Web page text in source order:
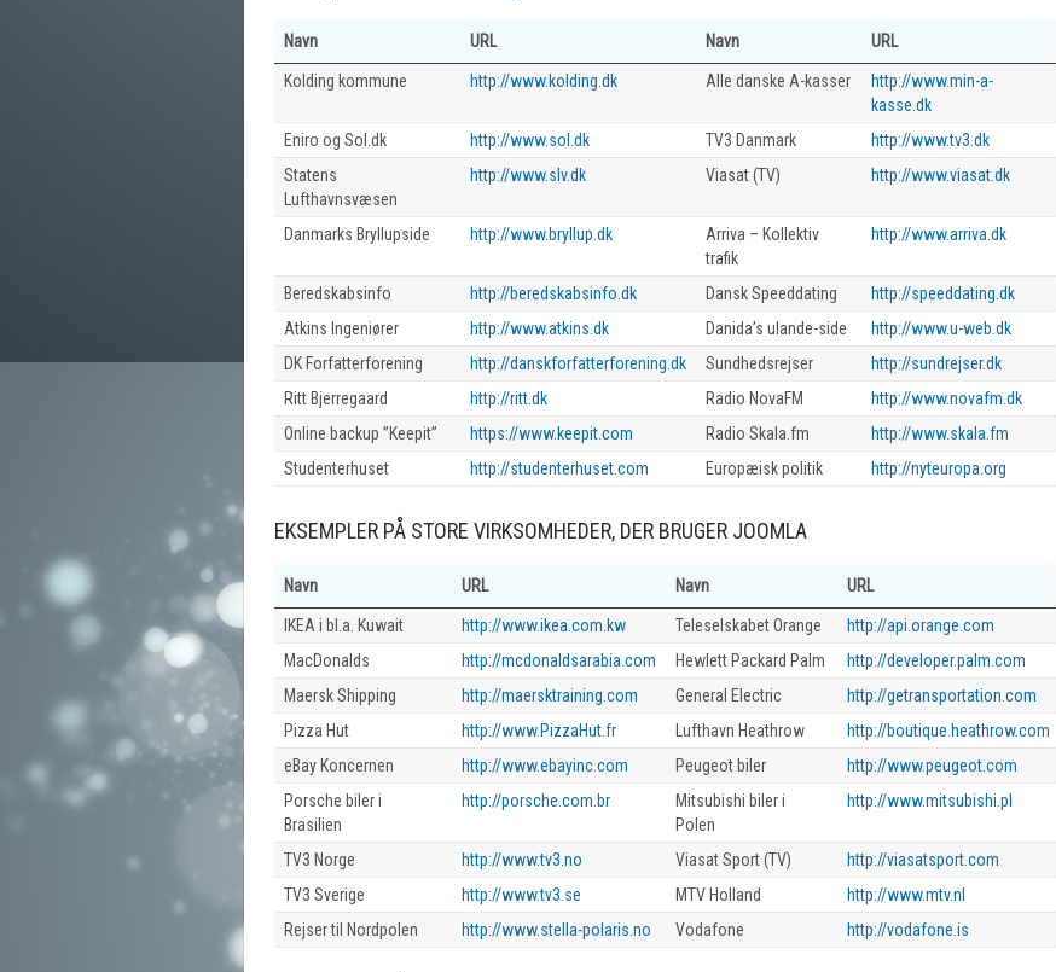
Navn URL Navn URL
Kolding kommune http://www.kolding.dk Alle danske A-kasser
http://www.min-a-
kasse.dk
Eniro og Sol.dk
http://www.sol.dk TV3 Danmark
http://www.tv3.dk
Statens
Lufthavnsvæsen
http://www.slv.dk Viasat (TV) http://www.viasat.dk
Danmarks Bryllupside http://www.bryllup.dk
Arriva – Kollektiv
trafik
http://www.arriva.dk
Beredskabsinfo http://beredskabsinfo.dk Dansk Speeddating
http://speeddating.dk
Atkins Ingeniører
http://www.atkins.dk Danida’s ulande-side
http://www.u-web.dk
DK Forfatterforening
http://danskforfatterforening.dk Sundhedsrejser
http://sundrejser.dk
Ritt Bjerregaard
http://ritt.dk Radio NovaFM
http://www.novafm.dk
Online backup ”Keepit”
https://www.keepit.com Radio Skala.fm
http://www.skala.fm
Studenterhuset
http://studenterhuset.com Europæisk politik http://nyteuropa.org
EKSEMPLER PÅ STORE VIRKSOMHEDER, DER BRUGER JOOMLA
Navn URL Navn URL
IKEA i bl.a. Kuwait http://www.ikea.com.kw Teleselskabet Orange
http://api.orange.com
MacDonalds
http://mcdonaldsarabia.com Hewlett Packard Palm
http://developer.palm.com
Maersk Shipping
http://maersktraining.com General Electric
http://getransportation.com
Pizza Hut
http://www.PizzaHut.fr Lufthavn Heathrow
http://boutique.heathrow.com
eBay Koncernen
http://www.ebayinc.com Peugeot biler
http://www.peugeot.com
Porsche biler i
Brasilien
http://porsche.com.br
Mitsubishi biler i
Polen
http://www.mitsubishi.pl
TV3 Norge http://www.tv3.no Viasat Sport (TV)
http://viasatsport.com
TV3 Sverige
http://www.tv3.se MTV Holland
http://www.mtv.nl
Rejser til Nordpolen
http://www.stella-polaris.no Vodafone http://vodafone.is